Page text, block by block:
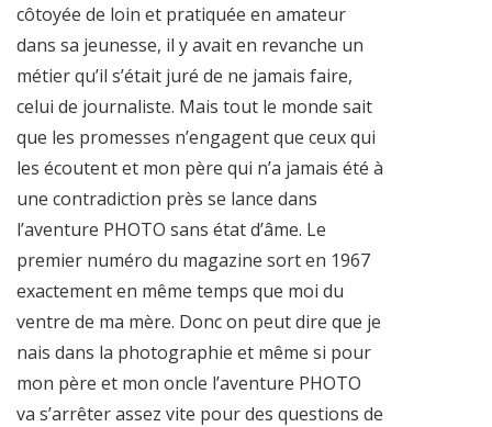
côtoyée de loin et pratiquée en amateur
dans sa jeunesse, il y avait en revanche un
métier qu’il s’était juré de ne jamais faire,
celui de journaliste. Mais tout le monde sait
que les promesses n’engagent que ceux qui
les écoutent et mon père qui n’a jamais été à
une contradiction près se lance dans
l’aventure PHOTO sans état d’âme. Le
premier numéro du magazine sort en 1967
exactement en même temps que moi du
ventre de ma mère. Donc on peut dire que je
nais dans la photographie et même si pour
mon père et mon oncle l’aventure PHOTO
va s’arrêter assez vite pour des questions de